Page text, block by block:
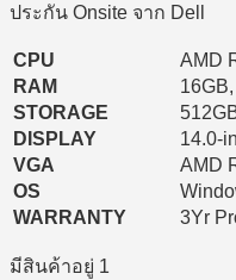
ประกัน Onsite จาก Dell
CPU
AMD
RAM
STORAGE
DISPLAY
14.0-
VGA
AMD
OS
WARRANTY
3Yr
มีสินค้าอยู่ 1